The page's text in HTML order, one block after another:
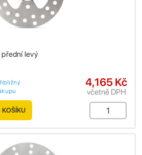
přední levý
4,165 Kč
včetně DPH
KOŠÍKU